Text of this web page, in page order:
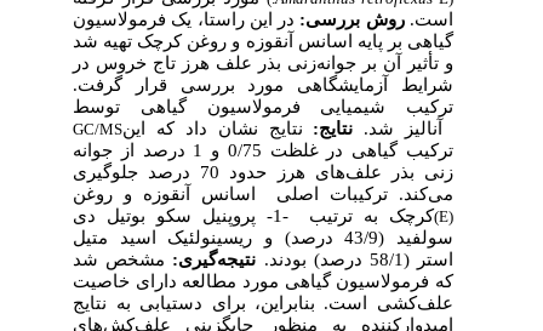
است.روش بررسی:در این راستا، یک فرمولاسیون
گیاهی بر پایه اسانس آنقوزه و روغن کرچک تهیه شد
و تأثیر آن بر جوانهزنی بذر علف هرز تاج خروس در
شرایط آزمایشگاهی مورد بررسی قرار گرفت.
ترکیب شیمیایی فرمولاسیون گیاهی توسط
GC/MS آنالیز شد.نتایج:نتایج نشان داد که این
ترکیب گیاهی در غلظت 0/75 و 1 درصد از جوانه
زنی بذر علف‌های هرز حدود 70 درصد جلوگیری
می‌کند. ترکیبات اصلی اسانس آنقوزه و روغن
کرچک به ترتیب
-1- پروپنیل سکو بوتیل دی
سولفید (43/9 درصد) و ریسینولئیک اسید متیل
استر (58/1 درصد) بودند.
نتیجهگیری:مشخص شد
که فرمولاسیون گیاهی مورد مطالعه دارای خاصیت
علف‌کشی است. بنابراین، برای دستیابی به نتایج
امیدوارکننده به منظور جایگزینی علف‌کش‌های